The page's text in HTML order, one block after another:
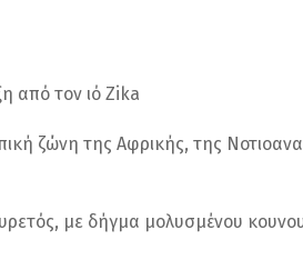
από τον ιό Zika
ζώνη της Αφρικής, της
με δήγμα μολυσμένου